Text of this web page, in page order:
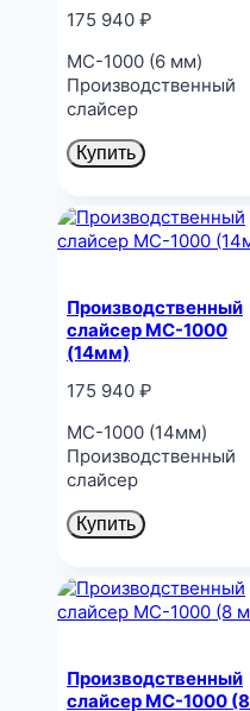
175 940 ₽
MC-1000 (6 мм)
Производственный
слайсер
Купить
Производственный
слайсер MC-1000
(14мм)
175 940 ₽
MC-1000 (14мм)
Производственный
слайсер
Купить
Производственный
слайсер MC-1000 (8